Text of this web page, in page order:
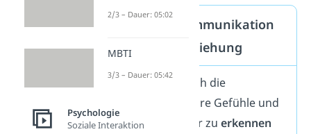
Gewaltfreie Kommunikation
in der Kindererziehung
Kinder lernen durch die
Giraffensprache ihre Gefühle und
Bedürfnisse besser zu erkennen
2/3 – Dauer: 05:02
MBTI
3/3 – Dauer: 05:42
Psychologie
Soziale Interaktion